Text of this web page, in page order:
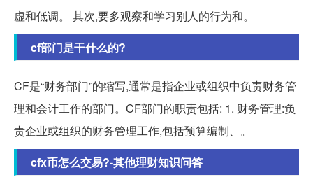
虚和低调。 其次,要多观察和学习别人的行为和。
cf部门是干什么的?
CF是“财务部门”的缩写,通常是指企业或组织中负责财务管
理和会计工作的部门。CF部门的职责包括: 1. 财务管理:负
责企业或组织的财务管理工作,包括预算编制、。
cfx币怎么交易?-其他理财知识问答